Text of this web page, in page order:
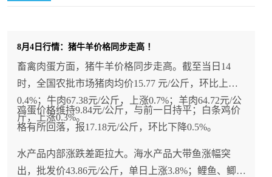
8月4日行情：猪牛羊价格同步走高 ！
畜禽肉蛋方面，猪牛羊价格同步走高。截至当日14
时，全国农批市场猪肉均价15.77 元/公斤，环比上涨
0.4%；牛肉67.38元/公斤，上涨0.7%；羊肉64.72元/公
斤，上涨0.3%。
鸡蛋价格维持9.84元/公斤，与前一日持平；白条鸡价
格有所回落，报17.18元/公斤，环比下降0.5%。
水产品内部涨跌差距拉大。海水产品大带鱼涨幅突
出，批发价43.86元/公斤，单日上涨3.8%；鲤鱼、鲫